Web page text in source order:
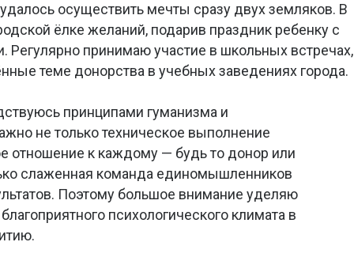
осуществить мечты сразу двух земляков. В
ёлке желаний, подарив праздник ребенку с
принимаю участие в школьных встречах,
теме донорства в учебных заведениях города.
принципами гуманизма и
не только техническое выполнение
отношение к каждому — будь то донор или
слаженная команда единомышленников
Поэтому большое внимание уделяю
психологического климата в